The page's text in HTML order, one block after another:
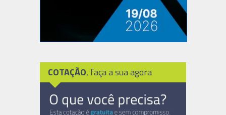
COTAÇÃO, faça a sua agora